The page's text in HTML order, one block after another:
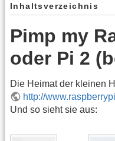
Inhaltsverzeichnis
Pimp my
oder Pi 2
Die Heimat der kleinen
http://
Und so sieht sie aus: